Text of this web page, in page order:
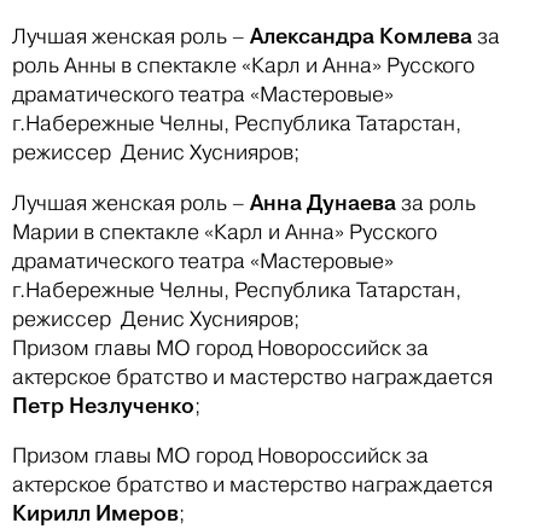
Лучшая женская роль – Александра Комлева за
роль Анны в спектакле «Карл и Анна» Русского
драматического театра «Мастеровые»
г.Набережные Челны, Республика Татарстан,
режиссер Денис Хуснияров;
Лучшая женская роль – Анна Дунаева за роль
Марии в спектакле «Карл и Анна» Русского
драматического театра «Мастеровые»
г.Набережные Челны, Республика Татарстан,
режиссер Денис Хуснияров;
Призом главы МО город Новороссийск за
актерское братство и мастерство награждается
Петр Незлученко;
Призом главы МО город Новороссийск за
актерское братство и мастерство награждается
Кирилл Имеров;